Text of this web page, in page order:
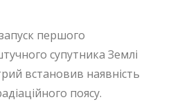
першого
супутника Землі
встановив наявність
поясу.